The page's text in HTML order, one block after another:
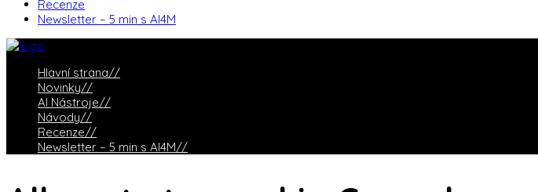
Recenze
Newsletter – 5 min s AI4M
Hlavní strana//
Novinky//
AI Nástroje//
Návody//
Recenze//
Newsletter – 5 min s AI4M//